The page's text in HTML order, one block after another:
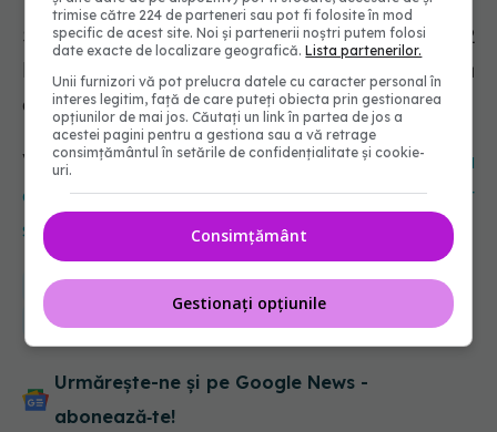
Stadiul 3 al bolii Lyme poate dura până la 12
luni de la mușcătură, iar simptomele pot să
apară și să dispară pe întreaga perioadă.
Vezi și:Boala ciudată pe care o poți lua de la
câinele tău. Are potențial pandemic. Care sunt
semnalele de alarmă și cum se transmite
capuse
antena 1
neatza
Urmărește-ne și pe Google News -
abonează‑te!
trimise către 224 de parteneri sau pot fi folosite în mod
specific de acest site. Noi și partenerii noștri putem folosi
date exacte de localizare geografică.Lista partenerilor.
Unii furnizori vă pot prelucra datele cu caracter personal în
interes legitim, față de care puteți obiecta prin gestionarea
opțiunilor de mai jos. Căutați un link în partea de jos a
acestei pagini pentru a gestiona sau a vă retrage
consimțământul în setările de confidențialitate și cookie-
uri.
Consimțământ
Gestionați opțiunile